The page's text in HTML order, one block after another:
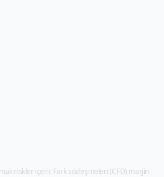
new tab)
riskler içerir. Fark sözleşmeleri (CFD) marjin